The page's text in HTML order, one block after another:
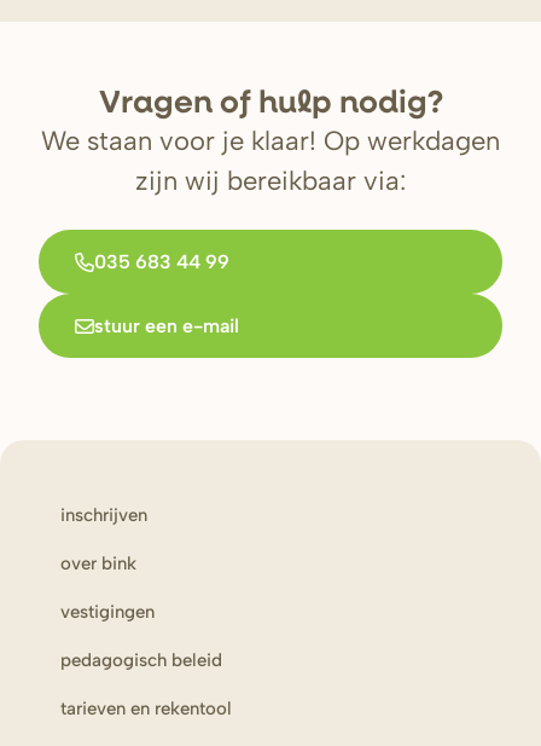
Vragen of hulp nodig?
We staan voor je klaar! Op werkdagen
zijn wij bereikbaar via:
035 683 44 99
stuur een e-mail
inschrijven
over bink
vestigingen
pedagogisch beleid
tarieven en rekentool